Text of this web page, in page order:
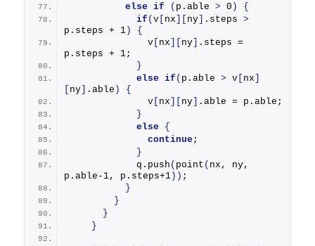
else if ( p.able > 0 )
{
if (v nx ny . steps
>
p. steps + 1 )
{
              v
nx ny . steps =
p. steps + 1;
}
else if ( p.able > v nx
ny .able )
{
              v
nx ny .able = p.able ;
}
else {
continue;
}
            q.
push ( point ( nx, ny,
p.able -1, p. steps+1 )) ;
}
}
}
}